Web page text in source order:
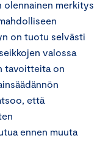
olennainen merkitys
on tuotu selvästi
valossa
tavoitteita on
että
ennen muuta